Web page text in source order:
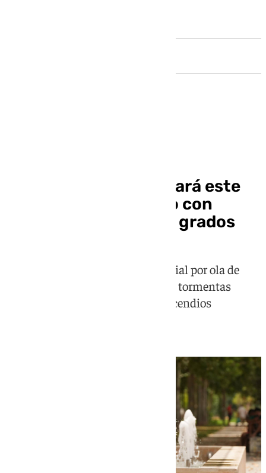
La ola de calor alcanzará este
lunes su punto álgido con
máximas de hasta 42 grados
La Aemet mantiene el aviso especial por ola de
calor en toda España y advierte de tormentas
aisladas y un elevado riesgo de incendios